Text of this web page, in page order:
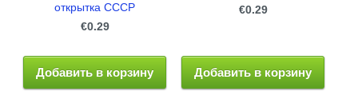
открытка СССР
€0.29
Добавить в корзину
€0.29
Добавить в корзину